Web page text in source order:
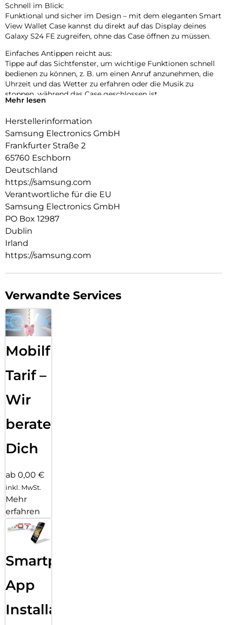
Schnell im Blick:
Funktional und sicher im Design – mit dem eleganten Smart
View Wallet Case kannst du direkt auf das Display deines
Galaxy S24 FE zugreifen, ohne das Case öffnen zu müssen.
Einfaches Antippen reicht aus:
Tippe auf das Sichtfenster, um wichtige Funktionen schnell
bedienen zu können, z. B. um einen Anruf anzunehmen, die
Uhrzeit und das Wetter zu erfahren oder die Musik zu
stoppen, während das Case geschlossen ist.
Stecke deine häufig genutzten Karten einfach in das
Kartenfach deines Smart View Wallet Case, damit sie
griffbereit und sicher verstaut sind.
Mehr lesen
Herstellerinformation
Samsung Electronics GmbH
Frankfurter Straße 2
65760 Eschborn
Deutschland
https://samsung.com
Verantwortliche für die EU
Samsung Electronics GmbH
PO Box 12987
Dublin
Irland
https://samsung.com
Verwandte Services
Mobilfunk
Tarif –
Wir
beraten
Dich
ab 0,00 €
inkl. MwSt.
Mehr
erfahren
Smartphone
App
Installation